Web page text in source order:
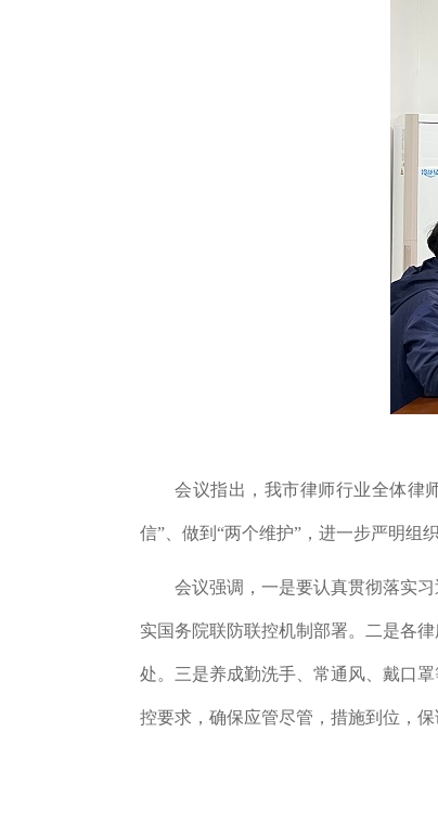
会议指出，我市律师行业全体律
信”、做到“两个维护”，进一步严明组
会议强调，一是要认真贯彻落实
实国务院联防联控机制部署。二是各
处。三是养成勤洗手、常通风、戴口
控要求，确保应管尽管，措施到位，